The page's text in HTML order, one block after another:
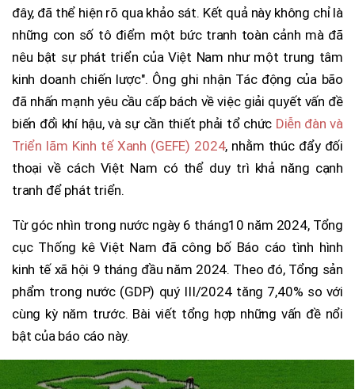
đây, đã thể hiện rõ qua khảo sát. Kết quả này không chỉ là
những con số tô điểm một bức tranh toàn cảnh mà đã
nêu bật sự phát triển của Việt Nam như một trung tâm
kinh doanh chiến lược". Ông ghi nhận Tác động của bão
đã nhấn mạnh yêu cầu cấp bách về việc giải quyết vấn đề
biến đổi khí hậu, và sự cần thiết phải tổ chức Diễn đàn và
Triển lãm Kinh tế Xanh (GEFE) 2024, nhằm thúc đẩy đối
thoại về cách Việt Nam có thể duy trì khả năng cạnh
tranh để phát triển.
Từ góc nhìn trong nước ngày 6 tháng10 năm 2024, Tổng
cục Thống kê Việt Nam đã công bố Báo cáo tình hình
kinh tế xã hội 9 tháng đầu năm 2024. Theo đó, Tổng sản
phẩm trong nước (GDP) quý III/2024 tăng 7,40% so với
cùng kỳ năm trước. Bài viết tổng hợp những vấn đề nổi
bật của báo cáo này.